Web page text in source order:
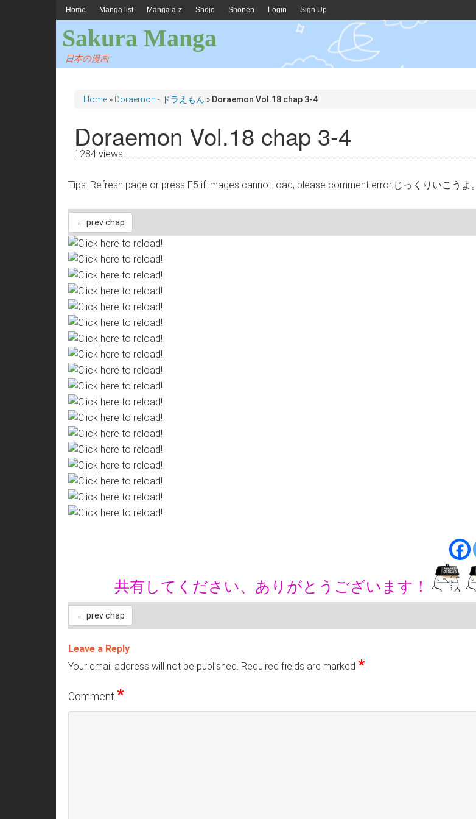
Home Manga list Manga a-z Shojo Shonen Login Sign Up
Sakura Manga
日本の漫画
Home » Doraemon - ドラえもん » Doraemon Vol.18 chap 3-4
Doraemon Vol.18 chap 3-4
1284 views
Tips: Refresh page or press F5 if images cannot load, please comment error.じっくりいこうよ。
← prev chap
共有してください、ありがとうございます！
← prev chap
Leave a Reply
Your email address will not be published. Required fields are marked *
Comment *